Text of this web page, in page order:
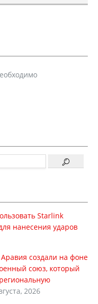
Starlink
нанесения ударов
создали на фоне
союз, который
2026